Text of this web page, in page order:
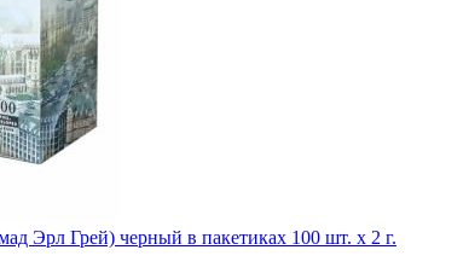
Эрл Грей) черный в пакетиках 100 шт. х 2 г.